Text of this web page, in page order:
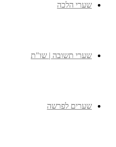
שערי הלכה
שערי תשובה | שו"ת
שערים לפרשה